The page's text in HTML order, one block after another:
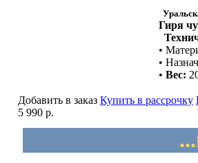
Гиря
•
•
• Вес:
Добавить в заказ Купить в рассрочку
5 990 р.